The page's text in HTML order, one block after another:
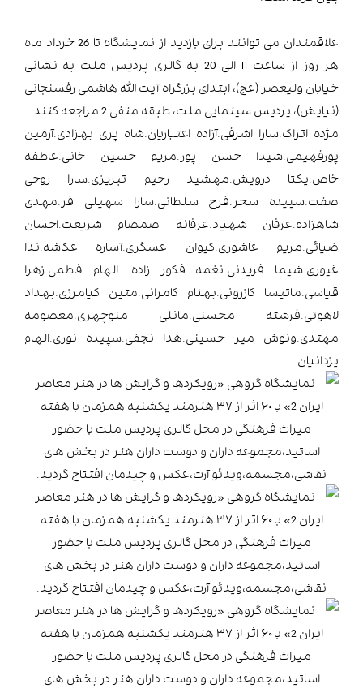
علاقمندان می توانند برای بازدید از نمایشگاه تا 26 خرداد ماه
هر روز از ساعت 11 الی 20 به گالری پردیس ملت به نشانی
خیابان ولیعصر (عج)، ابتدای بزرگراه آیت الله هاشمی رفسنجانی
(نیایش)، پردیس سینمایی ملت، طبقه منفی 2 مراجعه کنند.
مژده اتراک.سارا اشرفی.آزاده اعتباریان.شاه پری بهزادی.آرمین
پورفهیمی.شیدا حسن پور.مریم حسین خانی.عاطفه
خاص.یکتا درویش.مهشید رحیم تبریزی.سارا روحی
صفت.سپیده سحر.فرح سلطانی.سارا سهیلی فر.مهدی
شاهزاده.عرفان شهیاد.عرفانه صمصام شریعت.احسان
ضیائی.مریم عاشوری.کیوان عسگری.آساره عکاشه.ندا
غیوری.شیما فریدنی.نغمه فکور زاده .الهام فاطمی.زهرا
قیاسی.ماتیسا کازرونی.بهنام کامرانی.متین کیامرزی.بهداد
لاهوتی.فرشته محسنی.مانلی منوچهری.معصومه
مهتدی.ونوش میر حسینی.هدا نجفی.سپیده نوری.الهام
یزدانیان